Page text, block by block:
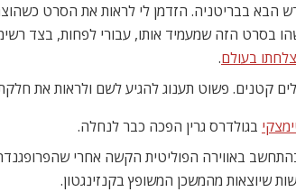
הבא בבריטניה. הזדמן לי לראות את הסרט
בסרט הזה שמעמיד אותו, עבורי לפחות, בצד
בעולם.
קטנים. פשוט תענוג להגיע לשם ולראות את
בגולדרס גרין הפכה כבר לנחלה.
באווירה הפוליטית הקשה אחרי
שיוצאות מהמשכן המשופץ בקנזינגטון.